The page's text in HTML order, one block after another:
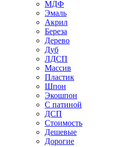
МДФ
Эмаль
Акрил
Береза
Дерево
Дуб
ЛДСП
Массив
Пластик
Шпон
Экошпон
С патиной
ДСП
Стоимость
Дешевые
Дорогие